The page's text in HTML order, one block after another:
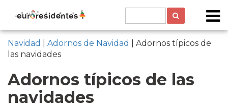
Navidad Adornos de Navidad
| Adornos típicos de
las navidades
Adornos típicos de las
navidades